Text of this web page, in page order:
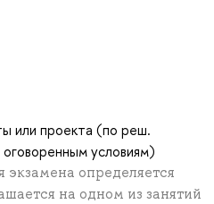
или проекта (по реш.
условиям)
определяется
на одном из занятий